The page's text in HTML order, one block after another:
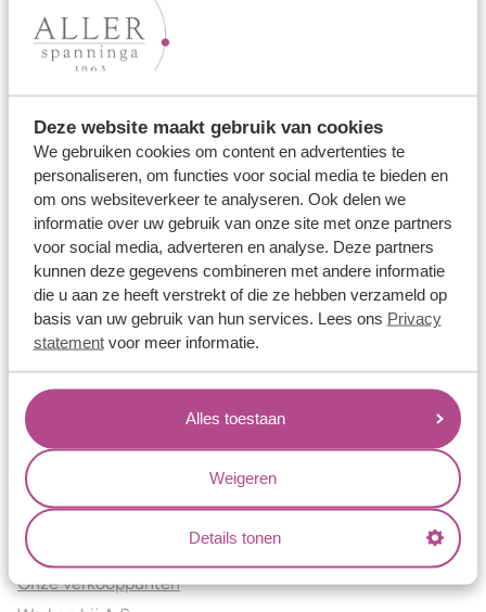
Deze website maakt gebruik van cookies
We gebruiken cookies om content en advertenties te
personaliseren, om functies voor social media te bieden en
om ons websiteverkeer te analyseren. Ook delen we
informatie over uw gebruik van onze site met onze partners
voor social media, adverteren en analyse. Deze partners
kunnen deze gegevens combineren met andere informatie
die u aan ze heeft verstrekt of die ze hebben verzameld op
basis van uw gebruik van hun services. Lees ons Privacy
statementvoor meer informatie.
Alles toestaan
Weigeren
Details tonen
Ons aanbod
Trouwringen
Memoireringen
Verlovingsringen
Vriendschapsringen
Over ons
Aller Spanninga
Historie
Certificaten
Blogs
Jouw voordelen
Conflictvrije Materialen
Oneindig veel mogelijkheden
Kwaliteit
Juweliers & Contact
Onze verkooppunten